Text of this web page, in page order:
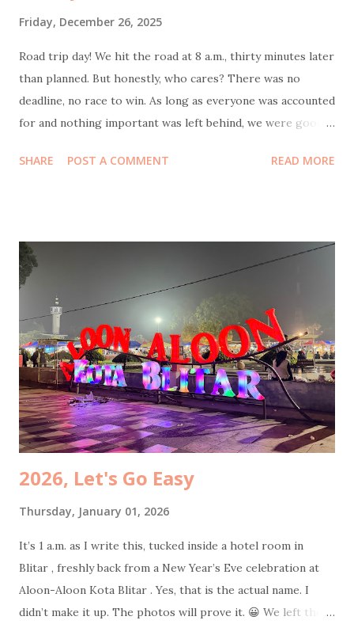
Friday, December 26, 2025
Road trip day! We hit the road at 8 a.m., thirty minutes later
than planned. But honestly, who cares? There was no
deadline, no race to win. As long as everyone was accounted
for and nothing important was left behind, we were good.
meant as the navigator of this journey, wasn’t half-asleep
needed to stop to do some office transfers, because work
apparently travels with you now. While he was busy, I took
Coffee Kenangan promo : buy two Toffee Nut Lattes , get
one Americano free. Perfect timing, because my mom had
specifically requested an Americano. Total damage: 50k.
Cheap joy is still joy. While my husband was still glued to
his phone, I dragged my mom to participate at Jasa Marga
survey . The prize? An umbrella. She was ridiculously happy
because, surpri...
SHARE POST A COMMENT READ MORE
2026, Let's Go Easy
Thursday, January 01, 2026
It’s 1 a.m. as I write this, tucked inside a hotel room in
Blitar , freshly back from a New Year’s Eve celebration at
Aloon-Aloon Kota Blitar . Yes, that is the actual name. I
didn’t make it up. The photos will prove it. 😀 We left the